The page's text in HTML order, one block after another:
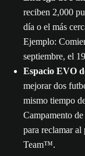
reciben 2,000
día o el más
Ejemplo:
septiembre, el
Espacio EVO
mejorar dos
mismo tiempo
Campamento
para reclamar
Team™.